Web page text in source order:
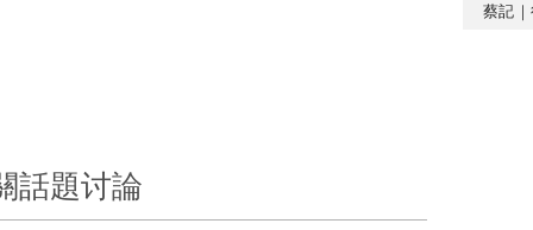
話題讨論
蔡記